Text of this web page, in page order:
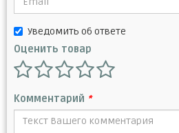
Уведомить об ответе
Оценить товар
Комментарий *